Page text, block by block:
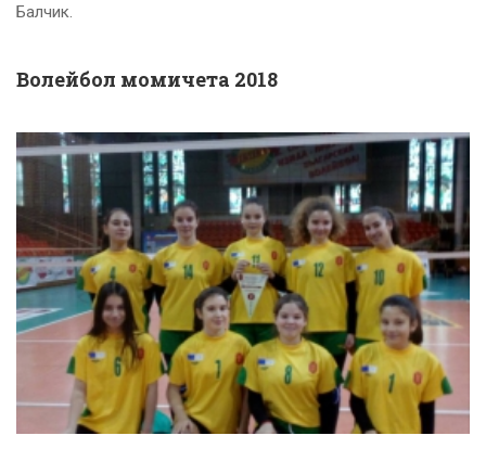
Балчик.
Волейбол момичета 2018